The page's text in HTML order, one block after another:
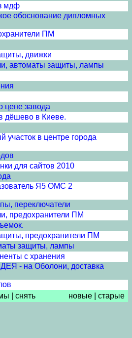
мдф
обоснование дипломных
ПМ
движки
автоматы защиты, лампы
цене завода
дёшево в Киеве.
участок в центре города
для сайтов 2010
Я5 ОМС 2
переключатели
предохранители ПМ
предохранители ПМ
защиты, лампы
с хранения
- на Оболони, доставка
снять новые старые